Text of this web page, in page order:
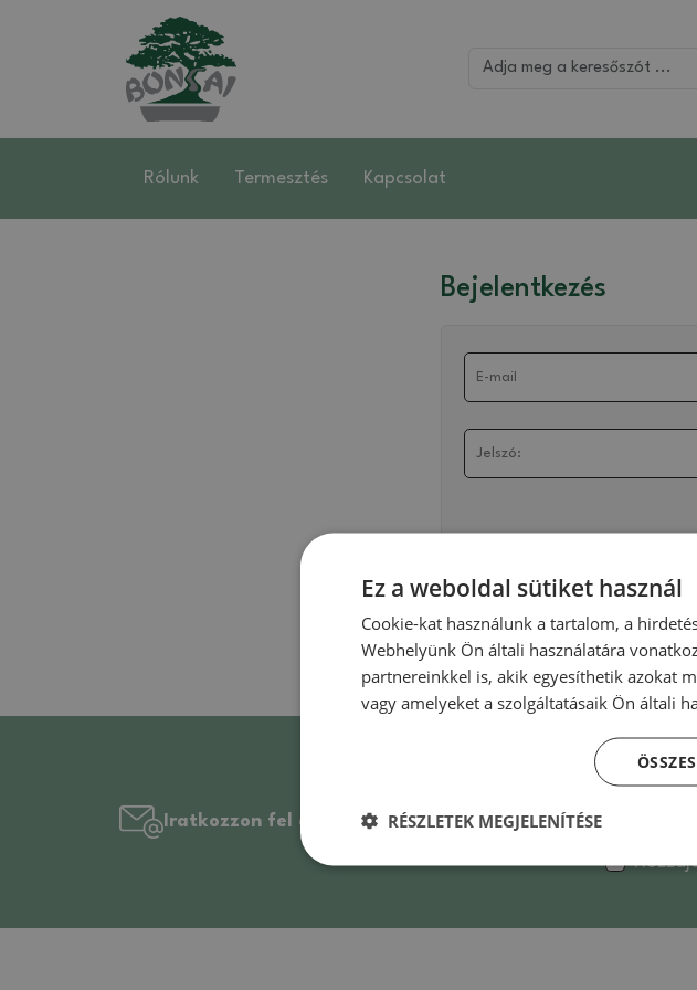
Rólunk Termesztés Kapcsolat
Bejelentkezés
Még nincs fiókod? Szerezze be
Iratkozzon fel a hírlevélre
Ez a weboldal sütiket használ
Cookie-kat használunk a tartalom, a
Webhelyünk Ön általi használatára
partnereinkkel is, akik egyesíthetik azokat
vagy amelyeket a szolgáltatásaik Ön általi
RÉSZLETEK MEGJELENÍTÉSE